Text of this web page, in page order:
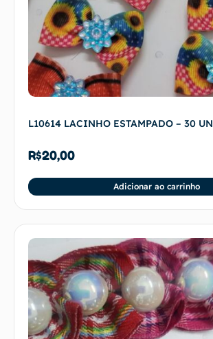
L10614 LACINHO ESTAMPADO – 30 UN
R$20,00
Adicionar ao carrinho